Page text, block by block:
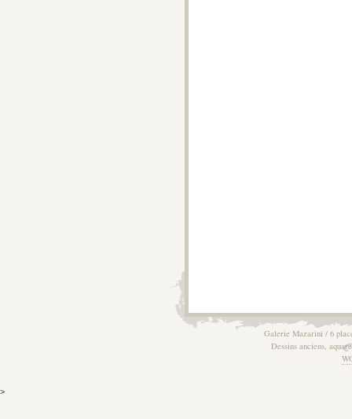
Galerie Mazarini / 6
Dessins anciens,
>